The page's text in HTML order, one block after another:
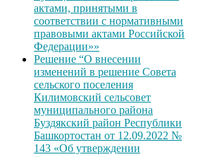
актами, принятыми в
соответствии с нормативными
правовыми актами Российской
Федерации»»
Решение “О внесении
изменений в решение Совета
сельского поселения
Килимовский сельсовет
муниципального района
Буздякский район Республики
Башкортостан от 12.09.2022 №
143 «Об утверждении